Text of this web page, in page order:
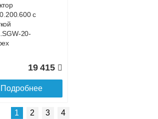
88 202
Подробнее
с
20-
19 415
Подробнее
1 2 3 4